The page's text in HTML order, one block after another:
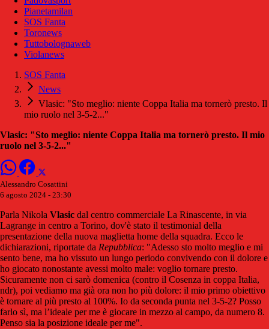
Pianetamilan
SOS Fanta
Toronews
Tuttobolognaweb
Violanews
SOS Fanta
News
Vlasic: "Sto meglio: niente Coppa Italia ma tornerò presto. Il
mio ruolo nel 3-5-2..."
Vlasic: "Sto meglio: niente Coppa Italia ma tornerò presto. Il mio
ruolo nel 3-5-2..."
Alessandro Cosattini
6 agosto 2024 - 23:30
Parla Nikola Vlasic dal centro commerciale La Rinascente, in via
Lagrange in centro a Torino, dov'è stato il testimonial della
presentazione della nuova maglietta home della squadra. Ecco le
dichiarazioni, riportate da Repubblica: "Adesso sto molto meglio e mi
sento bene, ma ho vissuto un lungo periodo convivendo con il dolore e
ho giocato nonostante avessi molto male: voglio tornare presto.
Sicuramente non ci sarò domenica (contro il Cosenza in coppa Italia,
ndr), poi vediamo ma già ora non ho più dolore: il mio primo obiettivo
è tornare al più presto al 100%. Io da seconda punta nel 3-5-2? Posso
farlo sì, ma l’ideale per me è giocare in mezzo al campo, da numero 8.
Penso sia la posizione ideale per me".